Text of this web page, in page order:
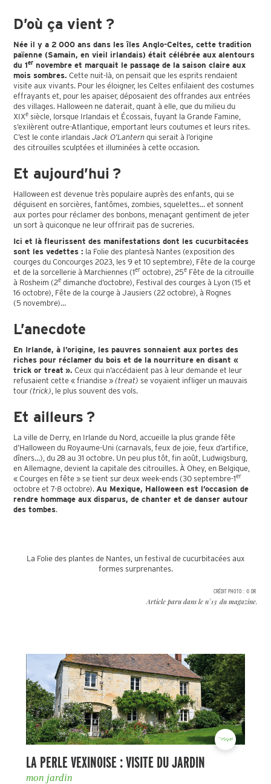
D’où ça vient ?
Née il y a 2 000 ans dans les îles Anglo-Celtes, cette tradition
païenne (Samain, en vieil irlandais) était célébrée aux alentours
du 1er novembre et marquait le passage de la saison claire aux
mois sombres. Cette nuit-là, on pensait que les esprits rendaient
visite aux vivants. Pour les éloigner, les Celtes enfilaient des costumes
effrayants et, pour les apaiser, déposaient des offrandes aux entrées
des villages. Halloween ne daterait, quant à elle, que du milieu du
XIXe siècle, lorsque Irlandais et Écossais, fuyant la Grande Famine,
s’exilèrent outre-Atlantique, emportant leurs coutumes et leurs rites.
C’est le conte irlandaisJack O’Lantern qui serait à l’origine
des citrouilles sculptées et illuminées à cette occasion.
Et aujourd’hui ?
Halloween est devenue très populaire auprès des enfants, qui se
déguisent en sorcières, fantômes, zombies, squelettes… et sonnent
aux portes pour réclamer des bonbons, menaçant gentiment de jeter
un sort à quiconque ne leur offrirait pas de sucreries.
Ici et là fleurissent des manifestations dont les cucurbitacées
sont les vedettes : la Folie des plantesà Nantes (exposition des
courges du Concourges 2023, les 9 et 10 septembre), Fête de la courge
et de la sorcellerie à Marchiennes (1er octobre), 25e Fête de la citrouille
à Rosheim (2e dimanche d’octobre), Festival des courges à Lyon (15 et
16 octobre), Fête de la courge à Jausiers (22 octobre), à Rognes
(5 novembre)…
L’anecdote
En Irlande, à l’origine, les pauvres sonnaient aux portes des
riches pour réclamer du bois et de la nourriture en disant «
trick or treat ». Ceux qui n’accédaient pas à leur demande et leur
refusaient cette « friandise »(treat) se voyaient infliger un mauvais
tour(trick) , le plus souvent des vols.
Et ailleurs ?
La ville de Derry, en Irlande du Nord, accueille la plus grande fête
d’Halloween du Royaume-Uni (carnavals, feux de joie, feux d’artifice,
dîners…), du 28 au 31 octobre. Un peu plus tôt, fin août, Ludwigsburg,
en Allemagne, devient la capitale des citrouilles. À Ohey, en Belgique,
« Courges en fête » se tient sur deux week-ends (30 septembre-1er
octobre et 7-8 octobre). Au Mexique, Halloween est l’occasion de
rendre hommage aux disparus, de chanter et de danser autour
des tombes.
La Folie des plantes de Nantes, un festival de cucurbitacées aux
formes surprenantes.
CRÉDIT PHOTO : © DR
Article paru dans le n°13 du magazine.
LA PERLE VEXINOISE : VISITE DU JARDIN
mon jardin